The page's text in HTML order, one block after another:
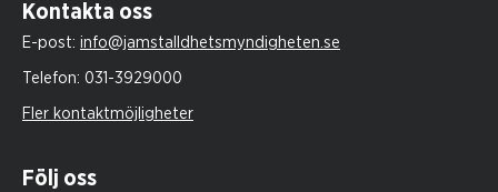
Kontakta oss
E-post: info@jamstalldhetsmyndigheten.se
Telefon: 031-3929000
Fler kontaktmöjligheter
Följ oss